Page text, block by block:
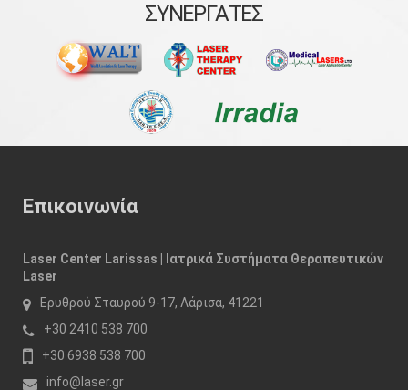
ΣΥΝΕΡΓΑΤΕΣ
Επικοινωνία
Laser Center Larissas | Ιατρικά Συστήματα Θεραπευτικών
Laser
Ερυθρού Σταυρού 9-17, Λάρισα, 41221
+30 2410 538 700
+30 6938 538 700
info@laser.gr